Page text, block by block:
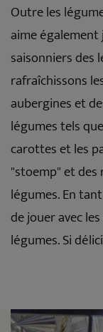
Outre les
aime
saisonniers des
rafraîchissons
aubergines et
légumes tels
carottes et les
"stoemp" et
légumes. En
de jouer avec
légumes. Si